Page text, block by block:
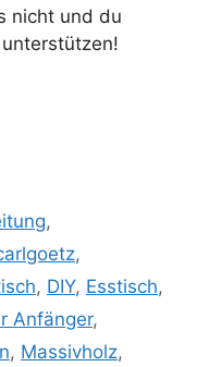
nicht und du
,
,
, DIY, Esstisch,
Anfänger,
, Massivholz,